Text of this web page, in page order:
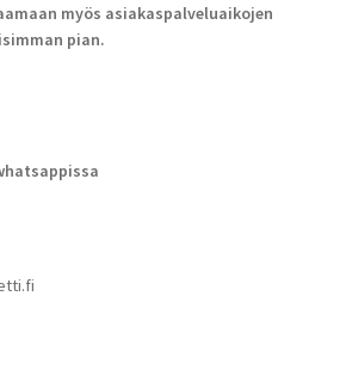
myös asiakaspalveluaikojen
pian.